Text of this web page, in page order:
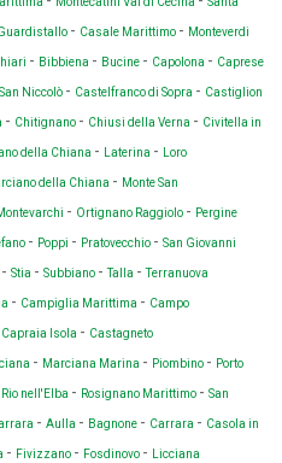
- Casale Marittimo - Monteverdi
- Bibbiena - Bucine - Capolona - Caprese
Niccolò - Castelfranco di Sopra - Castiglion
- Chitignano - Chiusi della Verna - Civitella in
della Chiana - Laterina - Loro
della Chiana - Monte San
- Ortignano Raggiolo - Pergine
- Poppi - Pratovecchio - San Giovanni
- Stia - Subbiano -Talla -Terranuova
- Campiglia Marittima - Campo
Capraia Isola - Castagneto
- Marciana Marina - Piombino - Porto
Rio nell'Elba - Rosignano Marittimo - San
- Aulla - Bagnone - Carrara - Casola in
- Fivizzano - Fosdinovo - Licciana